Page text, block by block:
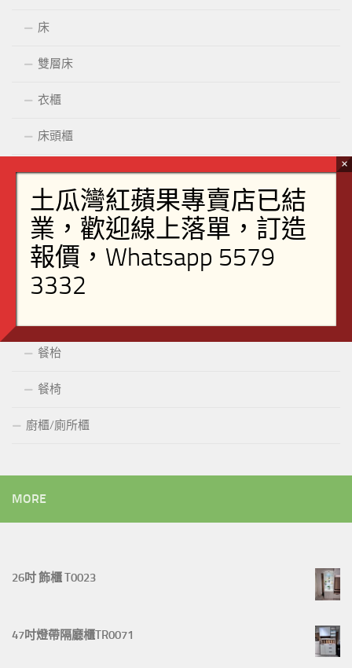
床
雙層床
衣櫃
床頭櫃
書櫃
書桌
桶櫃
飯廳
餐枱
餐椅
廚櫃/廁所櫃
MORE
26吋 飾櫃 T0023
47吋燈帶隔廳櫃TR0071